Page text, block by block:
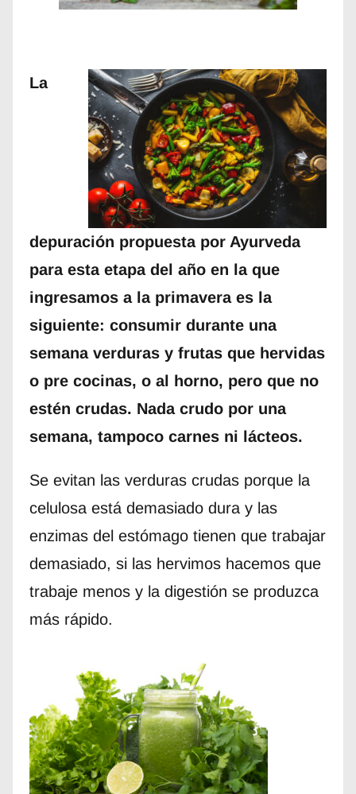
La
depuración propuesta por Ayurveda
para esta etapa del año en la que
ingresamos a la primavera es la
siguiente: consumir durante una
semana verduras y frutas que hervidas
o pre cocinas, o al horno, pero que no
estén crudas. Nada crudo por una
semana, tampoco carnes ni lácteos.
Se evitan las verduras crudas porque la
celulosa está demasiado dura y las
enzimas del estómago tienen que trabajar
demasiado, si las hervimos hacemos que
trabaje menos y la digestión se produzca
más rápido.